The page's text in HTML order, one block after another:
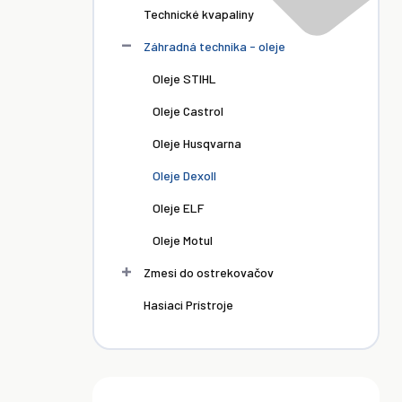
Technické kvapaliny
Záhradná technika - oleje
Oleje STIHL
Oleje Castrol
Oleje Husqvarna
Oleje Dexoll
Oleje ELF
Oleje Motul
Zmesi do ostrekovačov
Hasiaci Prístroje